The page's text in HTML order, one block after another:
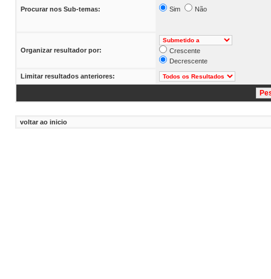
Procurar nos Sub-temas: Sim Não
Organizar resultador por:
Crescente
Decrescente
Limitar resultados anteriores:
voltar ao inicio